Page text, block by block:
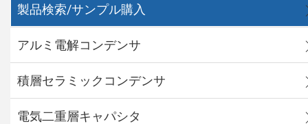
製品検索/サンプル購入
アルミ電解コンデンサ
積層セラミックコンデンサ
電気二重層キャパシタ